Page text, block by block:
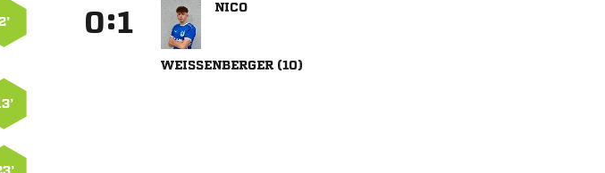
: 
 